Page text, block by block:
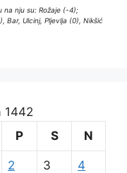
na nju su: Rožaje (-4);
Bar, Ulcinj, Pljevlja (0), Nikšić
1442
P S N
2 3 4